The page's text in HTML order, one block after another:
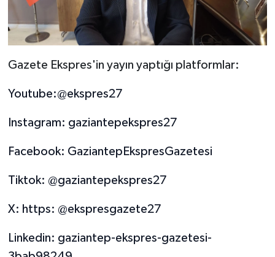
Gazete Ekspres'in yayın yaptığı platformlar:
Youtube:@ekspres27
Instagram: gaziantepekspres27
Facebook: GaziantepEkspresGazetesi
Tiktok: @gaziantepekspres27
X: https: @ekspresgazete27
Linkedin: gaziantep-ekspres-gazetesi-